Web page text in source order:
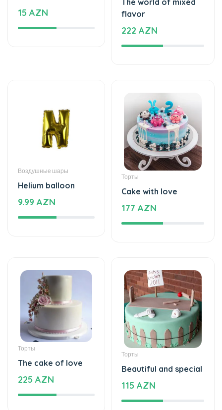
15 AZN
The world of mixed
flavor
222 AZN
Воздушные шары
Helium balloon
9.99 AZN
Торты
Cake with love
177 AZN
Торты
The cake of love
225 AZN
Торты
Beautiful and special
115 AZN